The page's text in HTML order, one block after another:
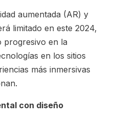
aumentada (AR) y
limitado en este 2024,
progresivo en la
en los sitios
más inmersivas
con diseño